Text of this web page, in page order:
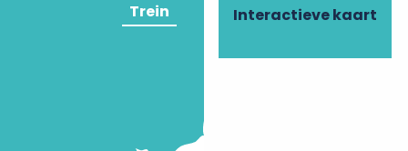
Interactieve kaart
Trein Vliegtuig